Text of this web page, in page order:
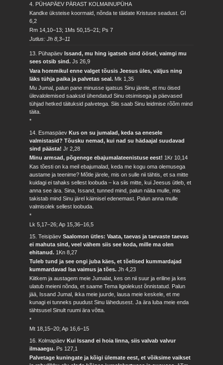
4. PÜHAPÄEV PÄRAST KOLMAINUPÜHA
Kandke üksteise koormaid, nõnda te täidate Kristuse seadust.Gl
6,2
Rm 14,10–13; 1Ms 50,15–21; Ps 7
Jutlus: Jh 8,3–11
13. Pühapäev Issand, mu hing igatseb sind öösel, vaimgi mu
sees otsib sind.Js 26,9
Vara hommikul enne valget tõusis Jeesus üles, väljus ning
läks tühja paika ja palvetas seal. Mk 1,35
Mu Jumal, palun pane minusse igatsus Sinu järele, et mu öised
ülevalolemised saaksid ühendatud Sinu otsimisega ja päevased
tühjad hetked täituksid palvetega. Siis saab Sinu leidmise rõõm mind
täita.
*
14. EsmaspäevKus on su jumalad, keda sa enesele
valmistasid? Tõusku nemad, kui nad su hädaajal suudavad
sind päästa!Jr 2,28
Minu armsad, põgenege ebajumalateenistuse eest! 1Kr 10,14
Kas tõesti on ka meil ebajumalad, keda me kogu oma olemusega
austame ja teenime? Mõtle järele, mis on sulle nii tähtis, et sa mitte
kuidagi ei tahaks sellest loobuda – ka siis mitte, kui Jeesus ütleb, et
anna see ära. Sina, Issand, tunned mind, palun näita mulle, mis
takistab mind Sinu järel käimisel edenemast. Palun anna mulle
valmisolek sellest loobuda.
*
Lk 5,17–26; Ap 15,36–16,5
15. TeisipäevSaalomon ütles: Vaata, taevas ja taevaste taevas
ei mahuta sind, veel vähem siis see koda, mille ma olen
ehitanud. 1Kn 8,27
Tuleb tund ja see ongi juba käes, et tõelised kummardajad
kummardavad Isa vaimus ja tões.Jh 4,23
Kiitkem ja austagem meie Jumalat, kes on nii suur ja eriline ja kes
ulatub meieni nõnda, et saame Tema ligiolekust õnnistatud. Palun
jää, Issand Jumal, ikka meie juurde, lausa meie keskele, et me
kunagi ei tunneks puudust Sinu lähedusest. Ja ära luba meie enda
tähtsusel Sinult ruumi ära võtta.
*
Mt 18,15–20; Ap 16,6–15
16. KolmapäevKui Issand ei hoia linna, siis valvab valvur
ilmaaegu. Ps 127,1
Palvetage kuningate ja kõigi ülemate eest, et võiksime vaikset